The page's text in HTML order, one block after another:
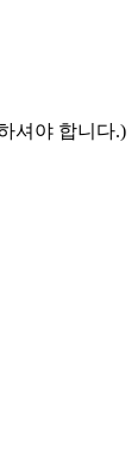
셔야 합니다.)